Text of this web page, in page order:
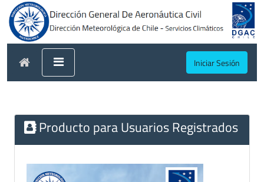
Iniciar Sesión
Producto para Usuarios Registrados